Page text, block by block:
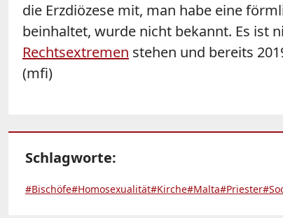
die Erzdiözese mit, man habe eine
beinhaltet, wurde nicht bekannt. Es ist
Rechtsextremen stehen und bereits
(mfi)
Schlagworte:
#Bischöfe#Homosexualität#Kirche#Malta#Priester